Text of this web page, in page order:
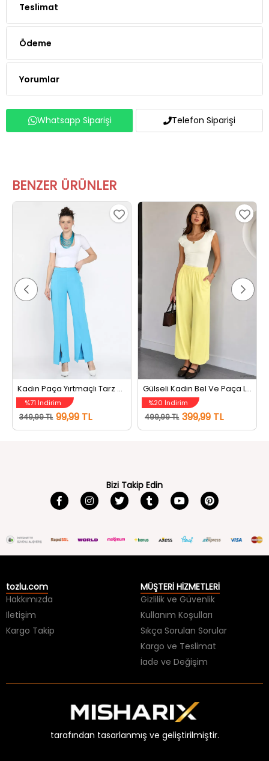
Teslimat
Ödeme
Yorumlar
Whatsapp Siparişi Telefon Siparişi
BENZER ÜRÜNLER
Kadın Paça Yırtmaçlı Tarz Pantolon Mavi
%71 İndirim
349,99 TL 99,99 TL
Gülseli Kadın Bel Ve Paça Lastikli Şalvar Model Pantolon Sarı
%20 İndirim
499,99 TL 399,99 TL
Bizi Takip Edin
tozlu.com
Hakkımızda
İletişim
Kargo Takip
MÜŞTERİ HİZMETLERİ
Gizlilik ve Güvenlik
Kullanım Koşulları
Sıkça Sorulan Sorular
Kargo ve Teslimat
İade ve Değişim
tarafından tasarlanmış ve geliştirilmiştir.